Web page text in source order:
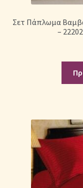
Σετ Πάπλωμα
–